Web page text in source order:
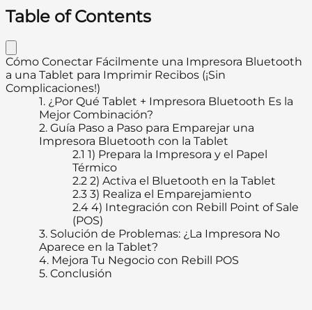
Table of Contents
Cómo Conectar Fácilmente una Impresora Bluetooth
a una Tablet para Imprimir Recibos (¡Sin
Complicaciones!)
1. ¿Por Qué Tablet + Impresora Bluetooth Es la
Mejor Combinación?
2. Guía Paso a Paso para Emparejar una
Impresora Bluetooth con la Tablet
2.1 1) Prepara la Impresora y el Papel
Térmico
2.2 2) Activa el Bluetooth en la Tablet
2.3 3) Realiza el Emparejamiento
2.4 4) Integración con Rebill Point of Sale
(POS)
3. Solución de Problemas: ¿La Impresora No
Aparece en la Tablet?
4. Mejora Tu Negocio con Rebill POS
5. Conclusión